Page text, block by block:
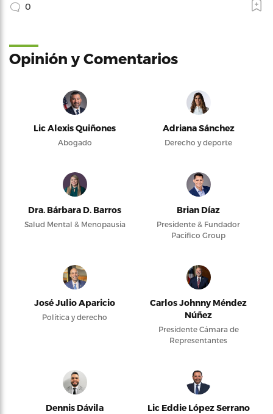
0
Opinión y Comentarios
Lic Alexis Quiñones
Abogado
Adriana Sánchez
Derecho y deporte
Dra. Bárbara D. Barros
Salud Mental & Menopausia
Brian Díaz
Presidente & Fundador
Pacifico Group
José Julio Aparicio
Política y derecho
Carlos Johnny Méndez
Núñez
Presidente Cámara de
Representantes
Dennis Dávila Lic Eddie López Serrano